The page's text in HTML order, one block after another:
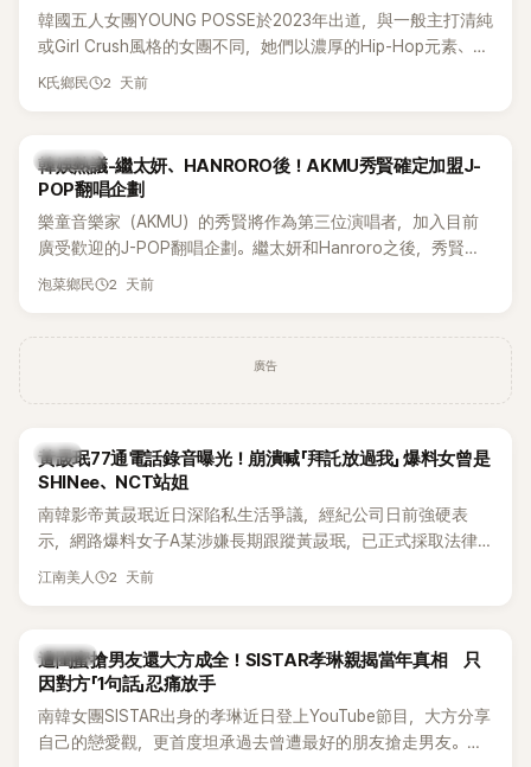
韓國五人女團YOUNG POSSE於2023年出道，與一般主打清純
或Girl Crush風格的女團不同，她們以濃厚的Hip-Hop元素、自
創Rap及成員親自參與創作為特色，MV也融入美式街頭、塗
為第五代女團中極具辨識度的新生代代表之一。
K氏鄉民 2 天前
熱議討論
韓娛熱議-繼太妍、HANRORO後！AKMU秀賢確定加盟J-
POP翻唱企劃
樂童音樂家（AKMU）的秀賢將作為第三位演唱者，加入目前
廣受歡迎的J-POP翻唱企劃。繼太妍和Hanroro之後，秀賢已
獲選為第三首翻唱歌曲的主唱，並於近期完成錄音。
泡菜鄉民 2 天前
廣告
韓星
黃晸珉77通電話錄音曝光！崩潰喊「拜託放過我」 爆料女曾是
SHINee、NCT站姐
南韓影帝黃晸珉近日深陷私生活爭議，經紀公司日前強硬表
示，網路爆料女子A某涉嫌長期跟蹤黃晸珉，已正式採取法律
行動。不過，A並未停止發聲，持續透過社群平台公開爆料，反
的錄音內容，而A也首度承認自己過去曾是SHINee、NCT等偶
像團體的「站姐」，事件持續延燒。
江南美人 2 天前
K-POP
遭閨蜜搶男友還大方成全！SISTAR孝琳親揭當年真相 只
因對方「1句話」忍痛放手
南韓女團SISTAR出身的孝琳近日登上YouTube節目，大方分享
自己的戀愛觀，更首度坦承過去曾遭最好的朋友搶走男友。她